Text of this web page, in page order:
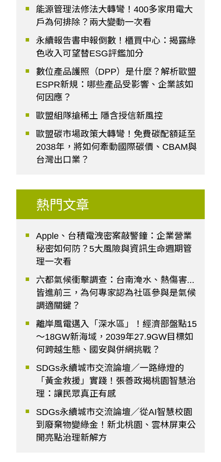
能源管理法修法大轉彎！400多家用電大
戶為何排除？兩大變動一次看
永續報告書申報倒數！櫃買中心：揭露綠
色收入可望替ESG評鑑加分
數位產品護照（DPP）是什麼？解析歐盟
ESPR新規：哪些產品受影響、企業該如
何因應？
歐盟組隊搶稀土 隱含授信新風控
歐盟碳市場政策大轉彎！免費碳配額延至
2038年，將如何牽動國際碳價、CBAM與
台灣出口業？
熱門文章
Apple、台積電洩密案敲警鐘：企業營業
秘密如何防？5大風險與資訊生命週期管
理一次看
六都氣候衝擊調查：台南淹水、熱傷害...
皆進前三，為何專家認為社區參與是氣候
調適關鍵？
離岸風電邁入「深水區」！經濟部盤點15
～18GW新海域，2039年27.9GW目標如
何跨越生態、國安與併網挑戰？
SDGs永續城市交流論壇／一路綠燈的
「黃金救援」實踐！張善政揭桃園智慧治
理：讓民眾真正有感
SDGs永續城市交流論壇／從AI智慧校園
到廢棄物變綠金！新北桃園、雲林屏東公
開亮點治理新解方